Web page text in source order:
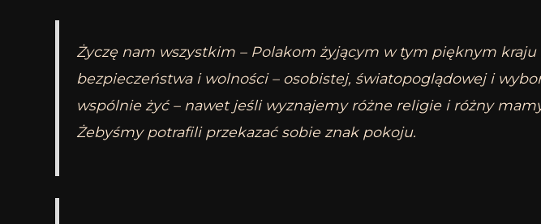
Życzę nam wszystkim – Polakom żyjącym w tym pięknym
bezpieczeństwa i wolności – osobistej, światopoglądowej i
wspólnie żyć – nawet jeśli wyznajemy różne religie i różny
Żebyśmy potrafili przekazać sobie znak pokoju.